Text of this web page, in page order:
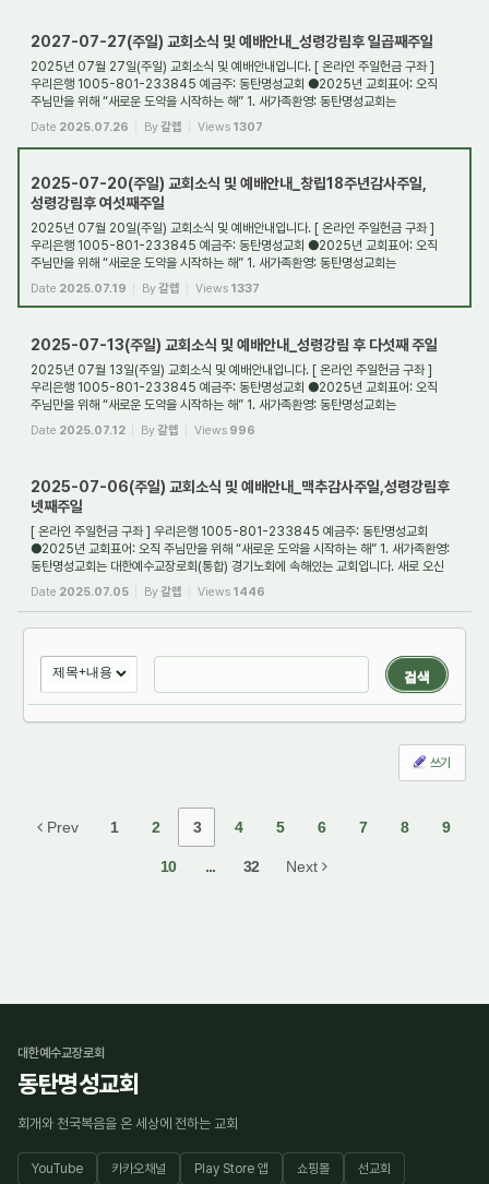
2027-07-27(주일) 교회소식 및 예배안내_성령강림후 일곱째주일
2025년 07월 27일(주일) 교회소식 및 예배안내입니다. [ 온라인 주일헌금 구좌 ]
우리은행 1005-801-233845 예금주: 동탄명성교회 ●2025년 교회표어: 오직
주님만을 위해 “새로운 도약을 시작하는 해” 1. 새가족환영: 동탄명성교회는
Date 2025.07.26 By갈렙 Views 1307
2025-07-20(주일) 교회소식 및 예배안내_창립18주년감사주일,
성령강림후 여섯째주일
2025년 07월 20일(주일) 교회소식 및 예배안내입니다. [ 온라인 주일헌금 구좌 ]
우리은행 1005-801-233845 예금주: 동탄명성교회 ●2025년 교회표어: 오직
주님만을 위해 “새로운 도약을 시작하는 해” 1. 새가족환영: 동탄명성교회는
대한예수교장로회(통합) ...
Date 2025.07.19 By갈렙 Views 1337
2025-07-13(주일) 교회소식 및 예배안내_성령강림 후 다섯째 주일
2025년 07월 13일(주일) 교회소식 및 예배안내입니다. [ 온라인 주일헌금 구좌 ]
우리은행 1005-801-233845 예금주: 동탄명성교회 ●2025년 교회표어: 오직
주님만을 위해 “새로운 도약을 시작하는 해” 1. 새가족환영: 동탄명성교회는
대한예수교장로회(통합) ...
Date 2025.07.12 By갈렙 Views 996
2025-07-06(주일) 교회소식 및 예배안내_맥추감사주일,성령강림후
넷째주일
[ 온라인 주일헌금 구좌 ] 우리은행 1005-801-233845 예금주: 동탄명성교회
●2025년 교회표어: 오직 주님만을 위해 “새로운 도약을 시작하는 해” 1. 새가족환영:
동탄명성교회는 대한예수교장로회(통합) 경기노회에 속해있는 교회입니다. 새로 오신
Date 2025.07.05 By갈렙 Views 1446
검색
쓰기
Prev 1 2 3 4 5 6 7 8 9
10 ... 32 Next
대한예수교장로회
동탄명성교회
회개와 천국복음을 온 세상에 전하는 교회
YouTube 카카오채널 Play Store 앱 쇼핑몰 선교회